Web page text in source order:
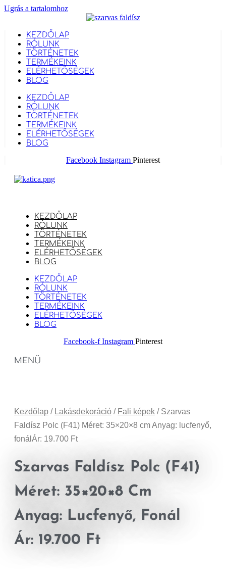
Ugrás a tartalomhoz
KEZDŐLAP
RÓLUNK
TÖRTÉNETEK
TERMÉKEINK
ELÉRHETŐSÉGEK
BLOG
KEZDŐLAP
RÓLUNK
TÖRTÉNETEK
TERMÉKEINK
ELÉRHETŐSÉGEK
BLOG
Facebook Instagram Pinterest
KEZDŐLAP
RÓLUNK
TÖRTÉNETEK
TERMÉKEINK
ELÉRHETŐSÉGEK
BLOG
KEZDŐLAP
RÓLUNK
TÖRTÉNETEK
TERMÉKEINK
ELÉRHETŐSÉGEK
BLOG
Facebook-f Instagram Pinterest
MENÜ
Kezdőlap / Lakásdekoráció / Fali képek / Szarvas
Faldísz Polc (F41) Méret: 35×20×8 cm Anyag: lucfenyő,
fonálÁr: 19.700 Ft
Szarvas Faldísz Polc (F41)
Méret: 35×20×8 Cm
Anyag: Lucfenyő, Fonál
Ár: 19.700 Ft